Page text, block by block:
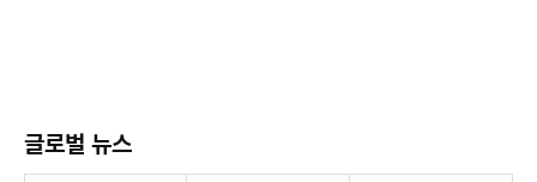
글로벌 뉴스